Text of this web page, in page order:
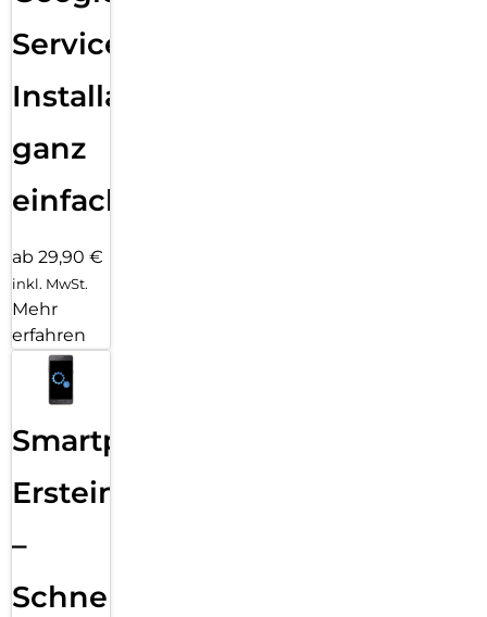
Services
Installation
ganz
einfach
ab 29,90 €
inkl. MwSt.
Mehr
erfahren
Smartphone
Ersteinrichtung
–
Schnelle